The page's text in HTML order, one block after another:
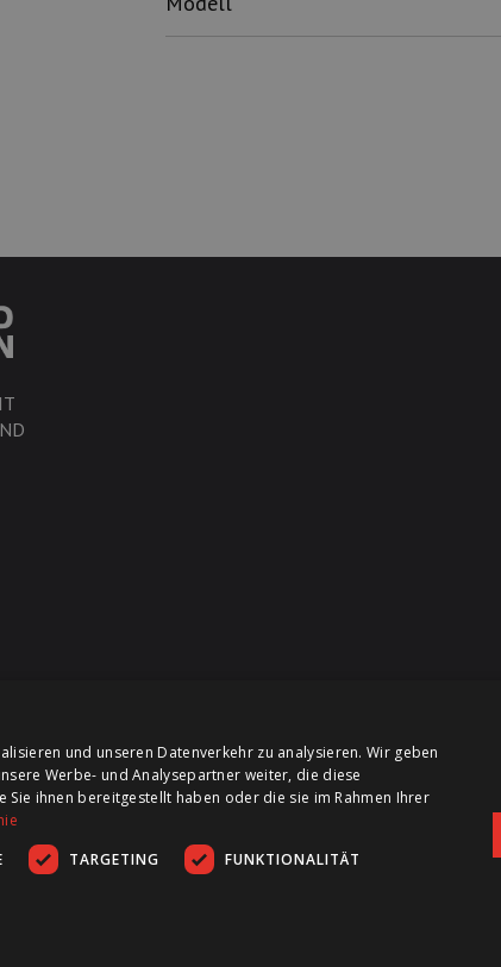
und unseren Datenverkehr zu analysieren. Wir geben
Werbe- und Analysepartner weiter, die diese
ihnen bereitgestellt haben oder die sie im Rahmen Ihrer
TARGETING FUNKTIONALITÄT